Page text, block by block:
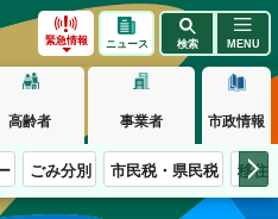
緊急情報 ニュース 検索 MENU
高齢者 事業者 市政情報
ごみ分別 市民税・県民税 移住
しく生きる。長野市